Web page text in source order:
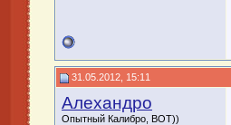
31.05.2012, 15:11
Алехандро
Опытный Калибро, ВОТ))